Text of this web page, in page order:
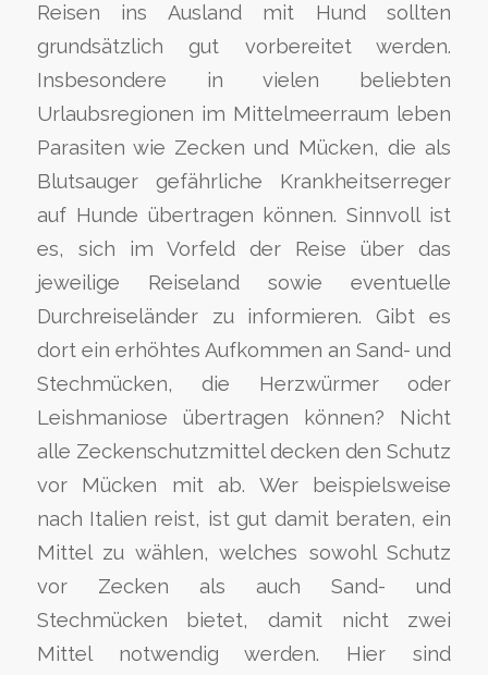
Reisen ins Ausland mit Hund sollten
grundsätzlich gut vorbereitet werden.
Insbesondere in vielen beliebten
Urlaubsregionen im Mittelmeerraum leben
Parasiten wie Zecken und Mücken, die als
Blutsauger gefährliche Krankheitserreger
auf Hunde übertragen können. Sinnvoll ist
es, sich im Vorfeld der Reise über das
jeweilige Reiseland sowie eventuelle
Durchreiseländer zu informieren. Gibt es
dort ein erhöhtes Aufkommen an Sand- und
Stechmücken, die Herzwürmer oder
Leishmaniose übertragen können? Nicht
alle Zeckenschutzmittel decken den Schutz
vor Mücken mit ab. Wer beispielsweise
nach Italien reist, ist gut damit beraten, ein
Mittel zu wählen, welches sowohl Schutz
vor Zecken als auch Sand- und
Stechmücken bietet, damit nicht zwei
Mittel notwendig werden. Hier sind